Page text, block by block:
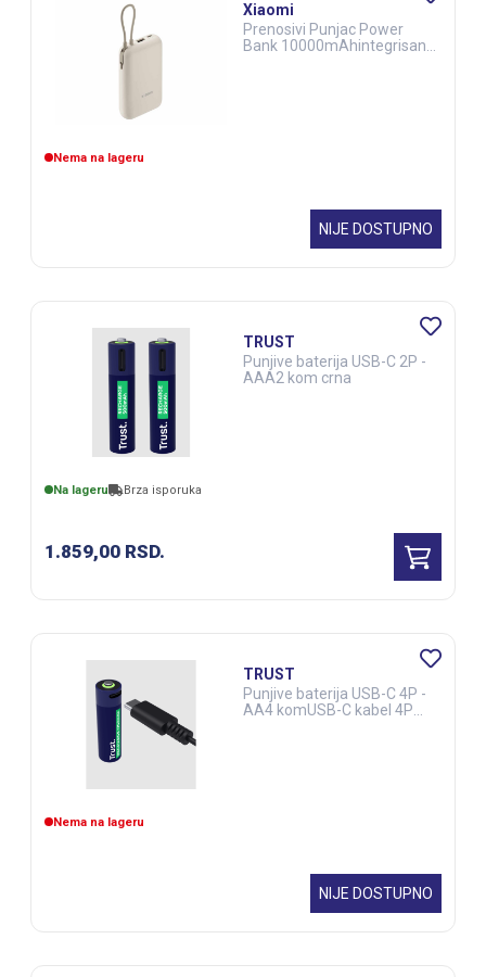
Nema na lageru
Xiaomi
Prenosivi Punjac Power
Bank 10000mAhintegrisan
NIJE DOSTUPNO
Na lageru Brza isporuka
1.859,00 RSD.
TRUST
Punjive baterija USB-C 2P -
AAA2 kom crna
Nema na lageru
TRUST
Punjive baterija USB-C 4P -
AA4 komUSB-C kabel 4P
NIJE DOSTUPNO